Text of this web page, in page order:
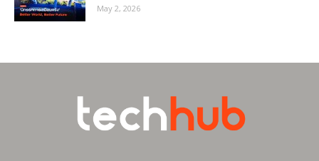
May 2, 2026